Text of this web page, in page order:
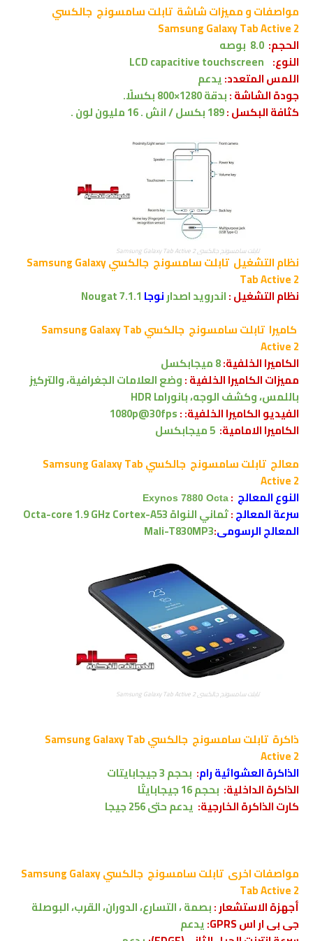
مواصفات و مميزات شاشة تابلت سامسونج جالكسي
Samsung Galaxy Tab Active 2
الحجم:
النوع:
اللمس المتعدد:يدعم
جودة الشاشة :بدقة 1280×800 بكسلًا.
كثافة البكسل :189 بكسل / انش . 16 مليون لون .
تابلت سامسونج جالكسي Samsung Galaxy Tab Active 2
نظام التشغيل تابلت سامسونج
جالكسي Samsung Galaxy
Tab Active 2
نظام التشغيل :اندرويداصدارنوجا
كاميرا تابلت سامسونج
جالكسي Samsung Galaxy Tab
Active 2
الكاميرا الخلفية:8 ميجابكسل
مميزات الكاميرا الخلفية :وضع العلامات الجغرافية، والتركيز
باللمس، وكشف الوجه،بانوراماHDR
الفيديو الكاميرا الخلفية: :1080p@30fps
الكاميرا الامامية:
ميجابكسل
معالج تابلت سامسونج
جالكسي Samsung Galaxy Tab
Active 2
النوع المعالج :
Exynos 7880 Octa
سرعة المعالج:ثماني النواةOcta-core 1.9 GHz Cortex-A53
المعالج الرسومى:
Mali-T830MP3
تابلت سامسونج جالكسي Samsung Galaxy Tab Active 2
ذاكرة تابلت سامسونج
جالكسي Samsung Galaxy Tab
Active 2
الذاكرة العشوائية رام: بحجم 3 جيجابايتات
الذاكرة الداخلية: بحجم 16 جيجابايتًا
كارت الذاكرة الخارجية: يدعمحتى 256 جيجا
مواصفات اخرى
تابلت سامسونج جالكسي Samsung Galaxy
Tab Active 2
أجهزة الاستشعار :بصمة ، التسارع، الدوران، القرب، البوصلة
جى بى ار اس GPRS:
يدعم